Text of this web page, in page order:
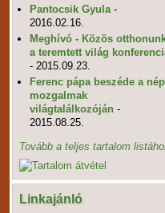
Pantocsik Gyula -
2016.02.16.
Meghívó - Közös
a teremtett világ
- 2015.09.23.
Ferenc pápa beszéde a
mozgalmak
világtalálkozóján -
2015.08.25.
Tovább a teljes tartalom
Linkajánló